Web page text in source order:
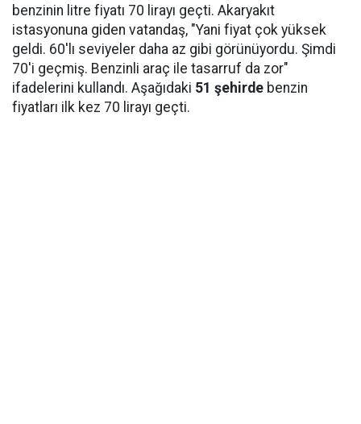
benzinin litre fiyatı 70 lirayı geçti. Akaryakıt
istasyonuna giden vatandaş, "Yani fiyat çok yüksek
geldi. 60'lı seviyeler daha az gibi görünüyordu. Şimdi
70'i geçmiş. Benzinli araç ile tasarruf da zor"
ifadelerini kullandı. Aşağıdaki 51 şehirde benzin
fiyatları ilk kez 70 lirayı geçti.